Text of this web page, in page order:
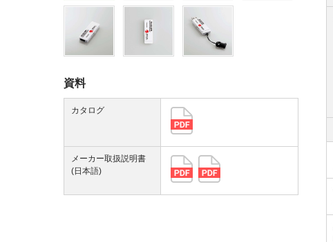
資料
カタログ
メーカー取扱説明書
(日本語)